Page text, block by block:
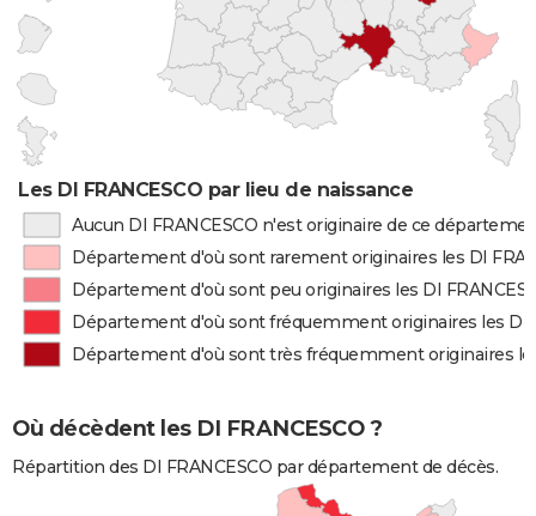
Les DI FRANCESCO par lieu de naissance
Aucun DI FRANCESCO n'est originaire de ce
Département d'où sont rarement originaires les DI
Département d'où sont peu originaires les DI
Département d'où sont fréquemment originaires les DI
Département d'où sont très fréquemment originaires
Où décèdent les DI FRANCESCO ?
Répartition des DI FRANCESCO par département de décès.